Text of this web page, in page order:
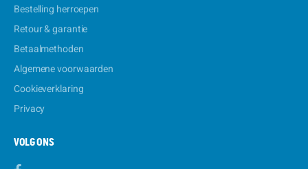
Bestelling herroepen
Retour & garantie
Betaalmethoden
Algemene voorwaarden
Cookieverklaring
Privacy
VOLG ONS